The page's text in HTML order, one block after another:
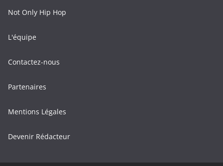
Not Only Hip Hop
L'équipe
Contactez-nous
Partenaires
Mentions Légales
Devenir Rédacteur